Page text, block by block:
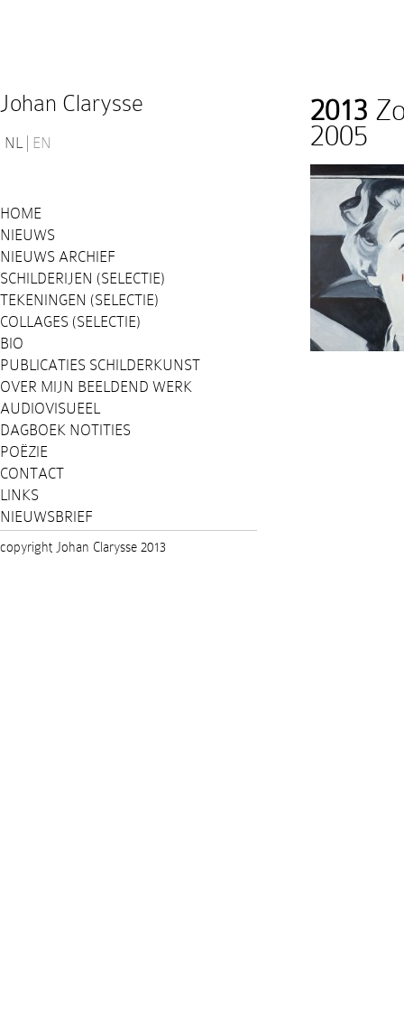
Johan Clarysse
NL EN
HOME
NIEUWS
NIEUWS ARCHIEF
SCHILDERIJEN (SELECTIE)
TEKENINGEN (SELECTIE)
COLLAGES (SELECTIE)
BIO
PUBLICATIES SCHILDERKUNST
OVER MIJN BEELDEND WERK
AUDIOVISUEEL
DAGBOEK NOTITIES
POËZIE
CONTACT
LINKS
NIEUWSBRIEF
2013
2005
copyright Johan Clarysse 2013